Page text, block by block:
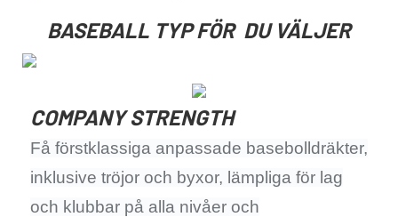
BASEBALL TYP FÖR DU VÄLJER
COMPANY STRENGTH
Få förstklassiga anpassade basebolldräkter,
inklusive tröjor och byxor, lämpliga för lag
och klubbar på alla nivåer och